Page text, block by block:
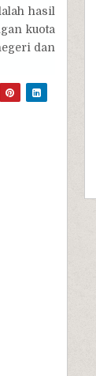
hasil
kuota
dan